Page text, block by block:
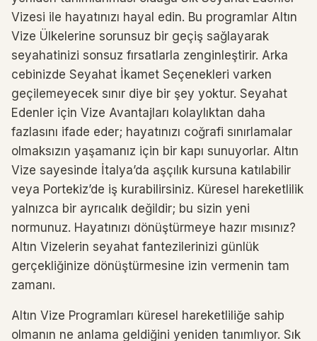
Vizesi ile hayatınızı hayal edin. Bu programlar Altın
Vize Ülkelerine sorunsuz bir geçiş sağlayarak
seyahatinizi sonsuz fırsatlarla zenginleştirir. Arka
cebinizde Seyahat İkamet Seçenekleri varken
geçilemeyecek sınır diye bir şey yoktur. Seyahat
Edenler için Vize Avantajları kolaylıktan daha
fazlasını ifade eder; hayatınızı coğrafi sınırlamalar
olmaksızın yaşamanız için bir kapı sunuyorlar. Altın
Vize sayesinde İtalya’da aşçılık kursuna katılabilir
veya Portekiz’de iş kurabilirsiniz. Küresel hareketlilik
yalnızca bir ayrıcalık değildir; bu sizin yeni
normunuz. Hayatınızı dönüştürmeye hazır mısınız?
Altın Vizelerin seyahat fantezilerinizi günlük
gerçekliğinize dönüştürmesine izin vermenin tam
zamanı.
Altın Vize Programları küresel hareketliliğe sahip
olmanın ne anlama geldiğini yeniden tanımlıyor. Sık